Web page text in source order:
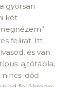
gyorsan
két
felirat. Itt
és van
ajtótábla,
időd